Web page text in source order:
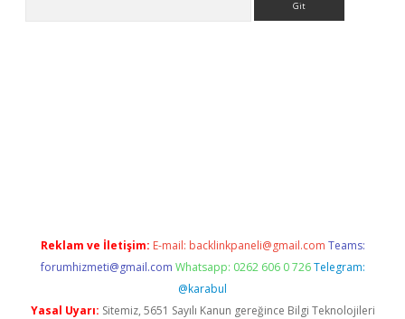
Reklam ve İletişim: E-mail: backlinkpaneli@gmail.com Teams:
forumhizmeti@gmail.com Whatsapp: 0262 606 0 726 Telegram:
@karabul
Yasal Uyarı: Sitemiz, 5651 Sayılı Kanun gereğince Bilgi Teknolojileri